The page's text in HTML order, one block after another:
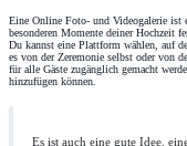
Eine Online Foto- und Videogalerie
besonderen Momente deiner Hochzeit
Du kannst eine Plattform wählen, auf
es von der Zeremonie selbst oder von
für alle Gäste zugänglich gemacht
hinzufügen können.
Es ist auch eine gute Idee,